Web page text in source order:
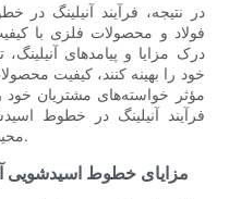
در نتیجه، فرآیند آنیلینگ
فولاد و محصولات فلزی با
درک مزایا و پیامدهای آنیلینگ،
خود را بهینه کنند، کیفیت
مؤثر خواسته‌های مشتریان خود
فرآیند آنیلینگ در خطوط
محیط رقابتی تولید امروزی ضروری است.
- مزایای خطوط اسیدشویی